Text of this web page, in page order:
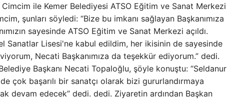
ile Kemer Belediyesi ATSO Eğitim ve Sanat Merkezi
şunları söyledi: “Bize bu imkanı sağlayan Başkanımıza
sayesinde ATSO Eğitim ve Sanat Merkezi açıldı.
Sanatlar Lisesi'ne kabul edildim, her ikisinin de sayesinde
Necati Başkanımıza da teşekkür ediyorum.” dedi.
Başkanı Necati Topaloğlu, şöyle konuştu: “Seldanur
de çok başarılı bir sanatçı olarak bizi gururlandırmaya
devam edecek” dedi. dedi. Ziyaretin ardından Başkan